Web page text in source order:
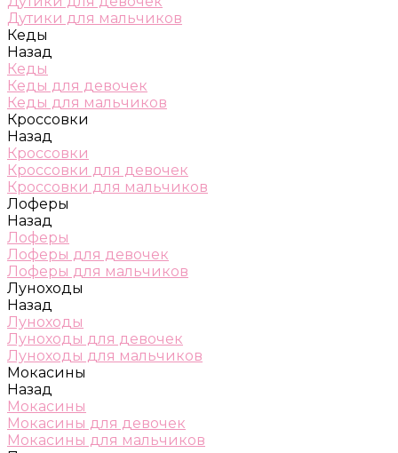
Дутики для мальчиков
Кеды
Назад
Кеды
Кеды для девочек
Кеды для мальчиков
Кроссовки
Назад
Кроссовки
Кроссовки для девочек
Кроссовки для мальчиков
Лоферы
Назад
Лоферы
Лоферы для девочек
Лоферы для мальчиков
Луноходы
Назад
Луноходы
Луноходы для девочек
Луноходы для мальчиков
Мокасины
Назад
Мокасины
Мокасины для девочек
Мокасины для мальчиков